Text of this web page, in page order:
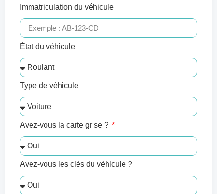
Immatriculation du véhicule
État du véhicule
Type de véhicule
Avez-vous la carte grise ?
Avez-vous les clés du véhicule ?